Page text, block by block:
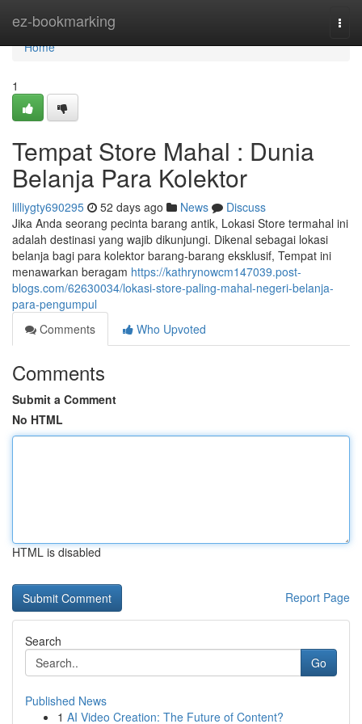
ez-bookmarking
Home
Home
1
Tempat Store Mahal : Dunia
Belanja Para Kolektor
lilliygty690295 52 days ago News
Discuss
Jika Anda seorang pecinta barang antik, Lokasi Store termahal ini
adalah destinasi yang wajib dikunjungi. Dikenal sebagai lokasi
belanja bagi para kolektor barang-barang eksklusif, Tempat ini
menawarkan beragam https://kathrynowcm147039.post-
blogs.com/62630034/lokasi-store-paling-mahal-negeri-belanja-
para-pengumpul
Comments
Who Upvoted
Comments
Submit a Comment
No HTML
HTML is disabled
Report Page
Search
Go
Published News
1 AI Video Creation: The Future of Content?